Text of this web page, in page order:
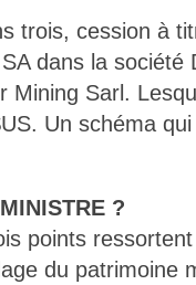
trois, cession à
dans la société
Mining Sarl.
Un schéma
?
points
du patrimoine